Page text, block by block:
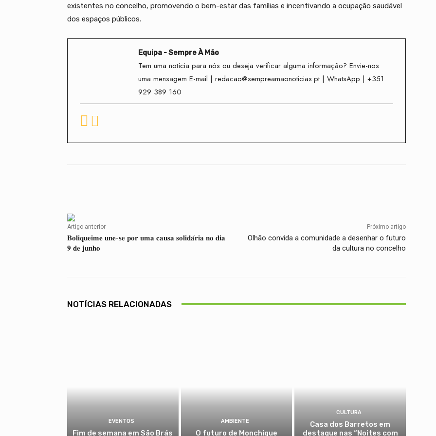
existentes no concelho, promovendo o bem-estar das famílias e incentivando a ocupação saudável
dos espaços públicos.
Equipa - Sempre À Mão
Tem uma notícia para nós ou deseja verificar alguma informação? Envie-nos
uma mensagem E-mail | redacao@sempreamaonoticias.pt | WhatsApp | +351
929 389 160
Artigo anterior
𝐁𝐨𝐥𝐢𝐪𝐮𝐞𝐢𝐦𝐞 𝐮𝐧𝐞-𝐬𝐞 𝐩𝐨𝐫 𝐮𝐦𝐚 𝐜𝐚𝐮𝐬𝐚 𝐬𝐨𝐥𝐢𝐝𝐚́𝐫𝐢𝐚 𝐧𝐨 𝐝𝐢𝐚
𝟗 𝐝𝐞 𝐣𝐮𝐧𝐡𝐨
Próximo artigo
Olhão convida a comunidade a desenhar o futuro
da cultura no concelho
NOTÍCIAS RELACIONADAS
EVENTOS
Fim de semana em São Brás
AMBIENTE
O futuro de Monchique
CULTURA
Casa dos Barretos em
destaque nas “Noites com